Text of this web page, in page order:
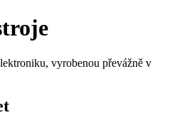
vyrobenou převážně v